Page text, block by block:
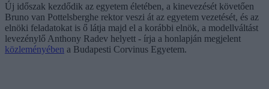
Új időszak kezdődik az egyetem életében, a kinevezését követően
Bruno van Pottelsberghe rektor veszi át az egyetem vezetését, és az
elnöki feladatokat is ő látja majd el a korábbi elnök, a modellváltást
levezénylő Anthony Radev helyett - írja a honlapján megjelent
közleményében a Budapesti Corvinus Egyetem.